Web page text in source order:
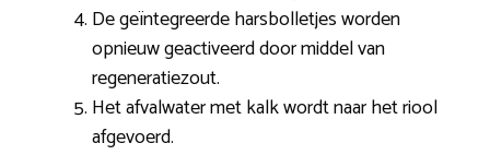
De geïntegreerde harsbolletjes worden
opnieuw geactiveerd door middel van
regeneratiezout.
Het afvalwater met kalk wordt naar het riool
afgevoerd.